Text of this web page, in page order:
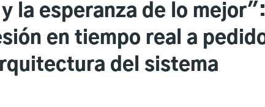
la esperanza de lo mejor":
en tiempo real a
del sistema